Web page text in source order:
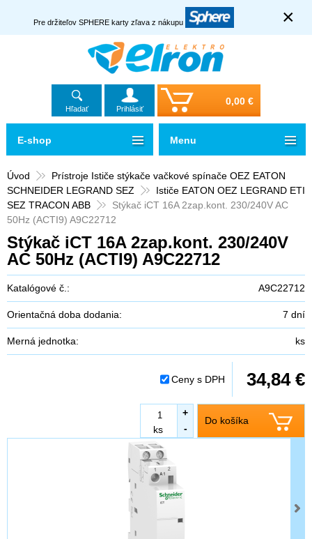
Pre držiteľov SPHERE karty zľava z nákupu ×
Hľadať Prihlásiť
0,00 €
Úvod
Prístroje Ističe stýkače vačkové spínače OEZ EATON
SCHNEIDER LEGRAND SEZ
Ističe EATON OEZ LEGRAND ETI
SEZ TRACON ABB
Stýkač iCT 16A 2zap.kont. 230/240V AC
50Hz (ACTI9) A9C22712
Stýkač iCT 16A 2zap.kont. 230/240V
AC 50Hz (ACTI9) A9C22712
Katalógové č.: A9C22712
Orientačná doba dodania: 7 dní
Merná jednotka: ks
Ceny s DPH 34,84 €
Do košíka
-
ks
+
E-shop Menu